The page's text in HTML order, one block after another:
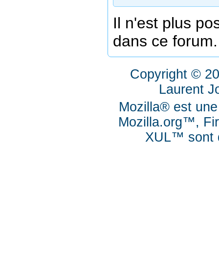
Il n'est plus
dans ce forum.
Copyright ©
Laurent
Mozilla® est
Mozilla.org™,
XUL™ sont